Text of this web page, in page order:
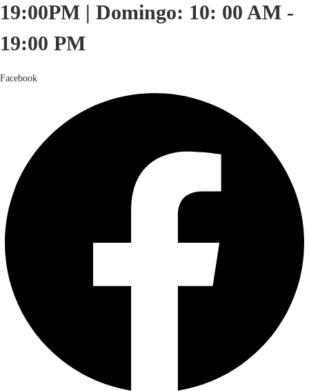
19:00PM | Domingo: 10: 00 AM -
19:00 PM
Facebook